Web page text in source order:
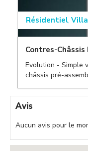
Résidentiel, Villa
Contres-
Evolution - Simple
châssis pré-
Avis
Aucun avis pour le